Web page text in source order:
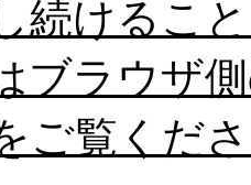
続けるこ
ブラウザ
ご覧くだ